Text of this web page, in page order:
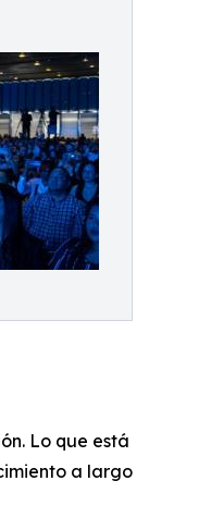
Lo que está
a largo